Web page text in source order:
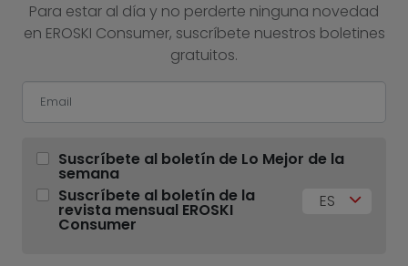
Para estar al día y no perderte ninguna novedad
en EROSKI Consumer, suscríbete nuestros boletines
gratuitos.
Suscríbete al boletín de Lo Mejor de la
semana
Suscríbete al boletín de la
revista mensual EROSKI
Consumer
ES